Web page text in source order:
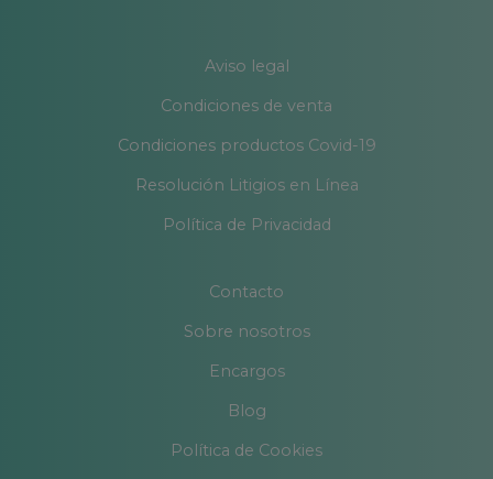
Aviso legal
Condiciones de venta
Condiciones productos Covid-19
Resolución Litigios en Línea
Política de Privacidad
Contacto
Sobre nosotros
Encargos
Blog
Política de Cookies